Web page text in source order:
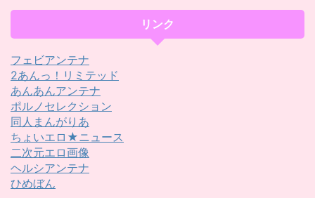
リンク
フェビアンテナ
2あんっ！リミテッド
あんあんアンテナ
ポルノセレクション
同人まんがりあ
ちょいエロ★ニュース
二次元エロ画像
ヘルシアンテナ
ひめぼん